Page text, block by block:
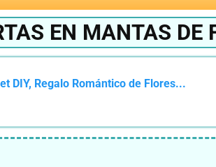
EN MANTAS DE
DIY, Regalo Romántico de Flores...